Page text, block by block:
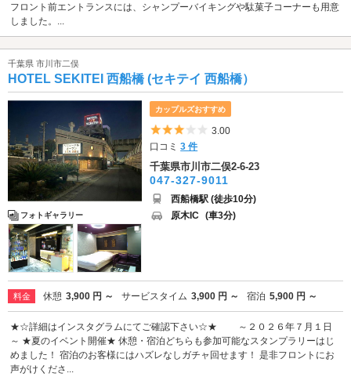
フロント前エントランスには、シャンプーバイキングや駄菓子コーナーも用意
しました。...
千葉県 市川市二俣
HOTEL SEKITEI 西船橋 (セキテイ 西船橋）
フォトギャラリー
カップルズおすすめ
5つ星のうち3
3.00
口コミ3 件
千葉県市川市二俣2-6-23
047-327-9011
西船橋駅 (徒歩10分)
原木IC (車3分)
料金 休憩 3,900 円 ～ サービスタイム 3,900 円 ～ 宿泊 5,900 円 ～
★☆詳細はインスタグラムにてご確認下さい☆★ ～２０２６年７月１日
～ ★夏のイベント開催★ 休憩・宿泊どちらも参加可能なスタンプラリーはじ
めました！ 宿泊のお客様にはハズレなしガチャ回せます！ 是非フロントにお
声がけくださ...